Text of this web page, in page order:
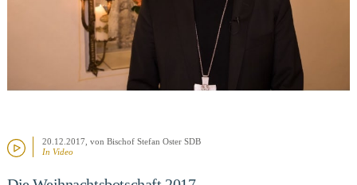
20.12.2017 , von Bischof Stefan Oster SDB
In Video